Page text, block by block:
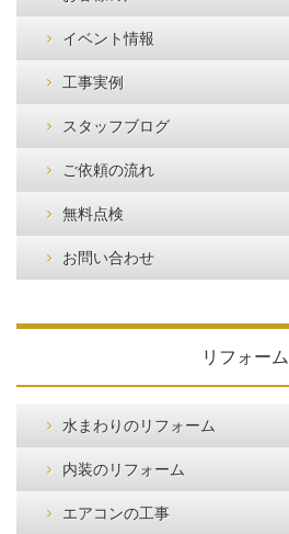
イベント情報
工事実例
スタッフブログ
ご依頼の流れ
無料点検
お問い合わせ
リフォーム
水まわりのリフォーム
内装のリフォーム
エアコンの工事